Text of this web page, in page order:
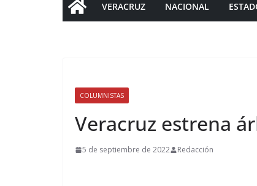
VERACRUZ NACIONAL
COLUMNISTAS
Veracruz estrena
5 de septiembre de 2022 Redacción